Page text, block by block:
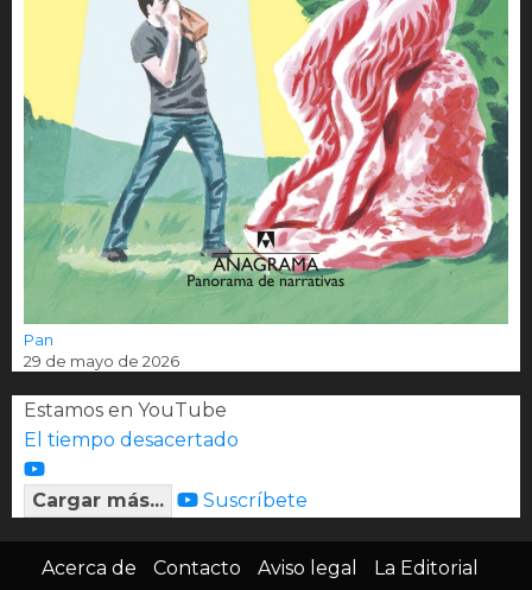
Pan
29 de mayo de 2026
Estamos en YouTube
El tiempo desacertado
Cargar más... Suscríbete
Acerca de Contacto Aviso legal La Editorial